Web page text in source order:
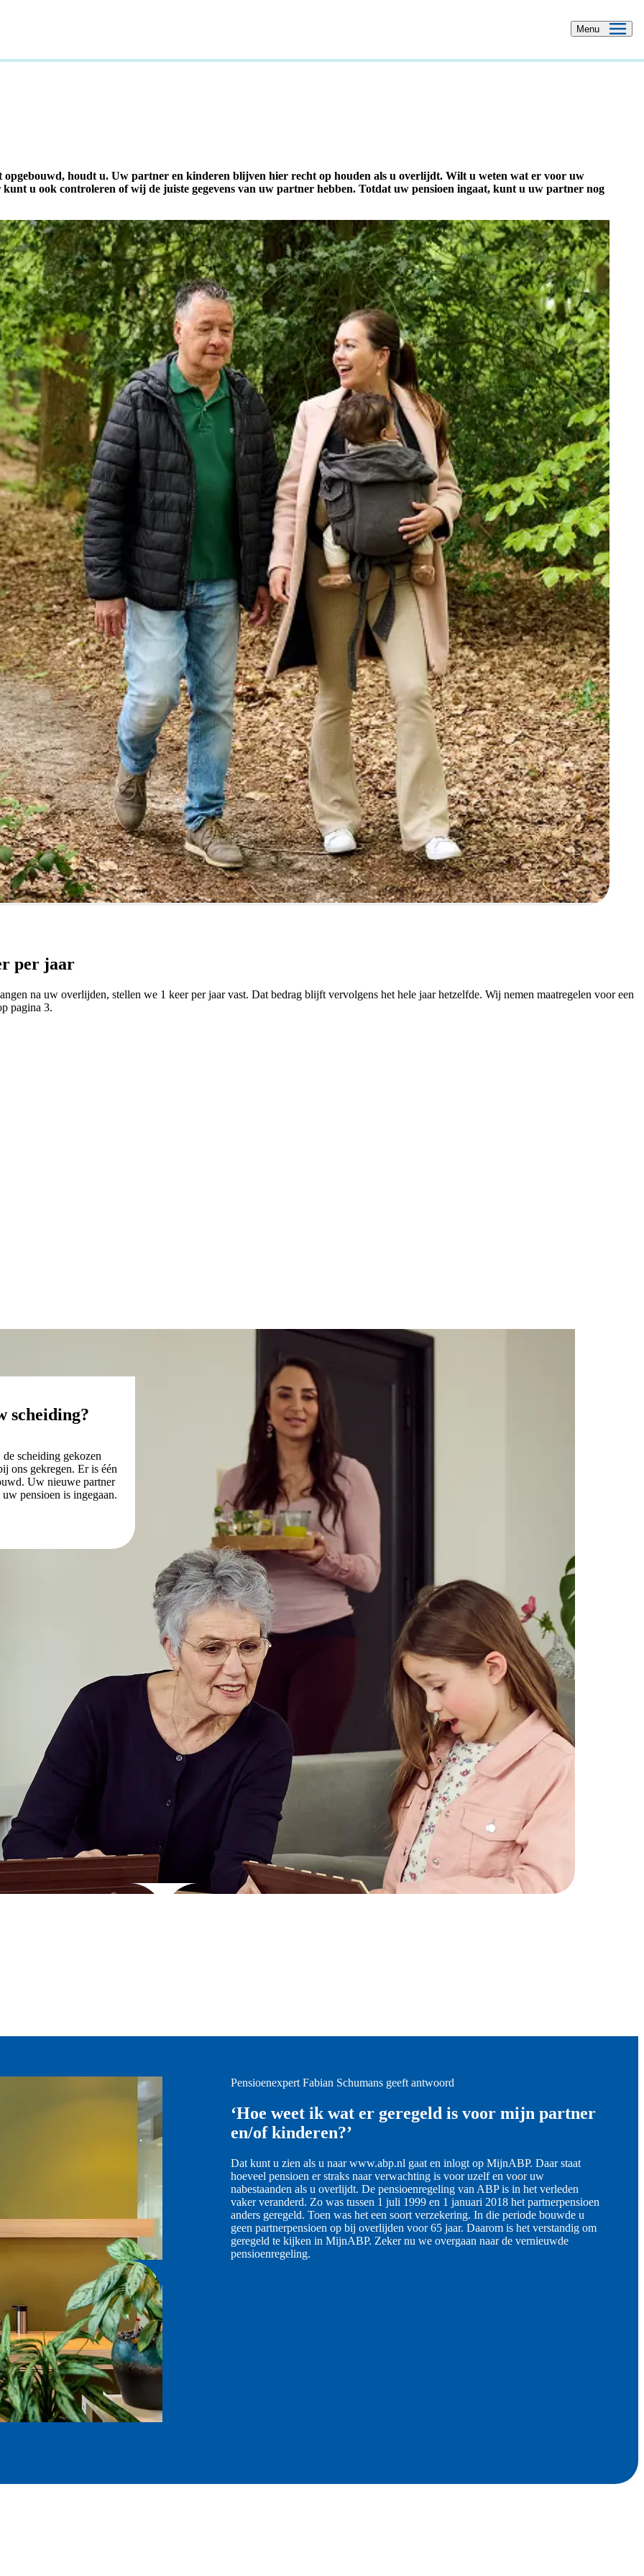
Menu
houdt u. Uw partner en kinderen blijven hier recht op houden als u overlijdt. Wilt u weten wat er voor uw
u ook controleren of wij de juiste gegevens van uw partner hebben. Totdat uw pensioen ingaat, kunt u uw partner nog
per jaar
na uw overlijden, stellen we 1 keer per jaar vast. Dat bedrag blijft vervolgens het hele jaar hetzelfde. Wij nemen maatregelen voor een
pagina 3.
scheiding?
scheiding gekozen
ons gekregen. Er is één
Uw nieuwe partner
pensioen is ingegaan.
Pensioenexpert Fabian Schumans geeft antwoord
‘Hoe weet ik wat er geregeld is voor mijn partner
en/of kinderen?’
Dat kunt u zien als u naar www.abp.nl gaat en inlogt op MijnABP. Daar staat
hoeveel pensioen er straks naar verwachting is voor uzelf en voor uw
nabestaanden als u overlijdt. De pensioenregeling van ABP is in het verleden
vaker veranderd. Zo was tussen 1 juli 1999 en 1 januari 2018 het partnerpensioen
anders geregeld. Toen was het een soort verzekering. In die periode bouwde u
geen partnerpensioen op bij overlijden voor 65 jaar. Daarom is het verstandig om
geregeld te kijken in MijnABP. Zeker nu we overgaan naar de vernieuwde
pensioenregeling.